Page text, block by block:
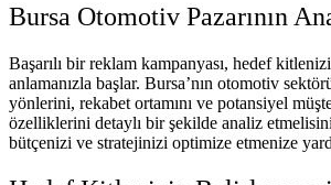
Bursa Otomotiv Pazarının
Başarılı bir reklam kampanyası, hedef
anlamanızla başlar. Bursa’nın otomotiv
yönlerini, rekabet ortamını ve potansiyel
özelliklerini detaylı bir şekilde analiz
bütçenizi ve stratejinizi optimize etmenize